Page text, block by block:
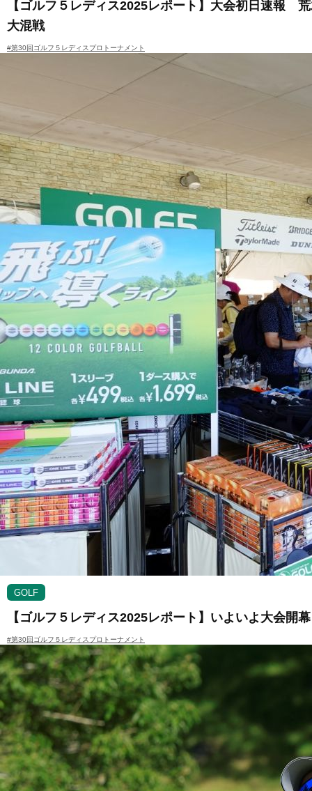
【ゴルフ５レディス2025レポート】大会初日速報
大混戦
#第30回ゴルフ５レディスプロトーナメント
GOLF
【ゴルフ５レディス2025レポート】いよいよ大会開
#第30回ゴルフ５レディスプロトーナメント